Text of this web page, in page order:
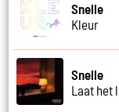
Snelle
Kleur
Snelle
Laat het